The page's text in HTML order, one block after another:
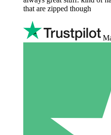
that are zipped though